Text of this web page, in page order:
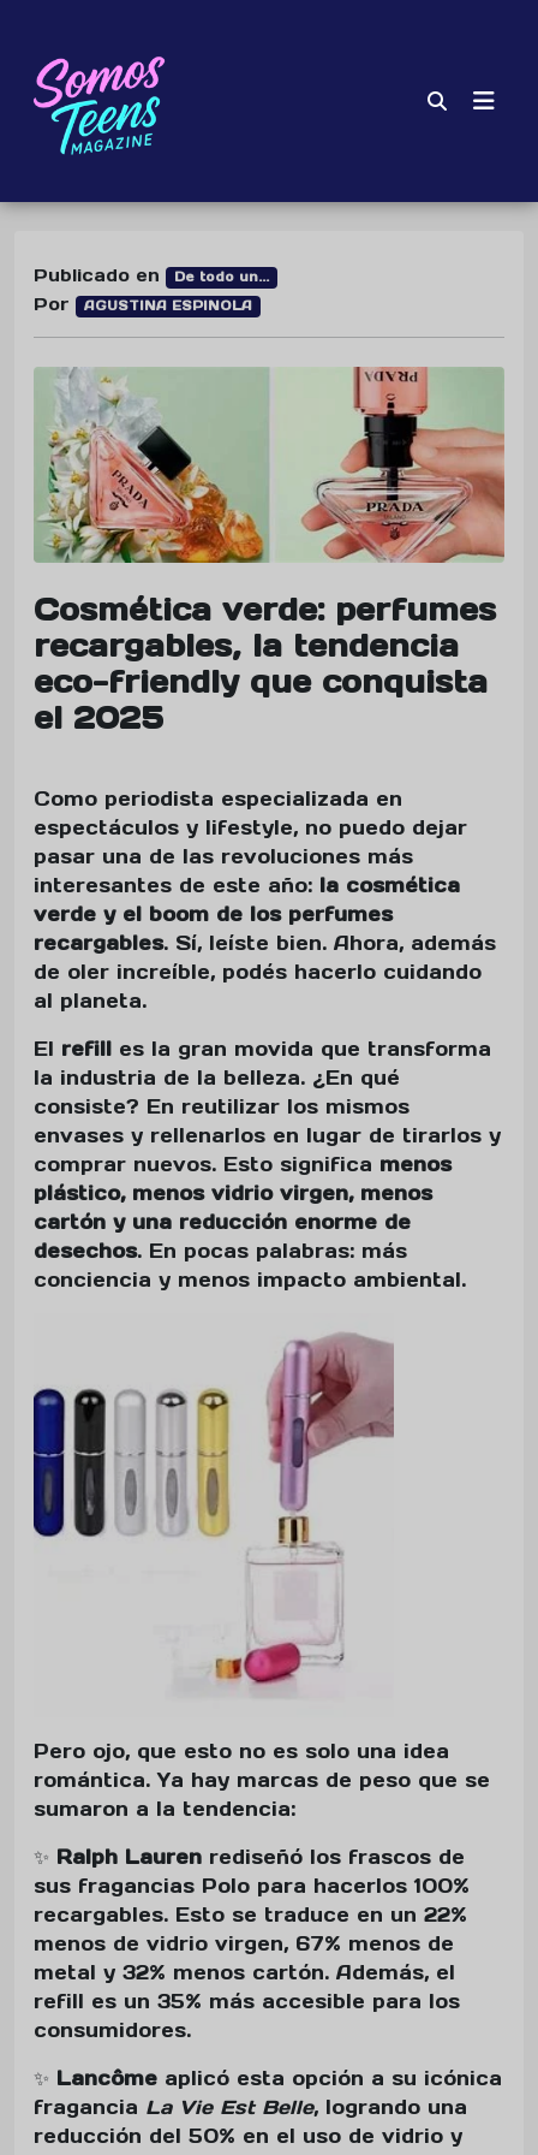
Publicado en De todo un...
Por AGUSTINA ESPINOLA
Cosmética verde: perfumes
recargables, la tendencia
eco-friendly que conquista
el 2025
Como periodista especializada en
espectáculos y lifestyle, no puedo dejar
pasar una de las revoluciones más
interesantes de este año: la cosmética
verde y el boom de los perfumes
recargables. Sí, leíste bien. Ahora, además
de oler increíble, podés hacerlo cuidando
al planeta.
El refill es la gran movida que transforma
la industria de la belleza. ¿En qué
consiste? En reutilizar los mismos
envases y rellenarlos en lugar de tirarlos y
comprar nuevos. Esto significa menos
plástico, menos vidrio virgen, menos
cartón y una reducción enorme de
desechos. En pocas palabras: más
conciencia y menos impacto ambiental.
Pero ojo, que esto no es solo una idea
romántica. Ya hay marcas de peso que se
sumaron a la tendencia:
✨ Ralph Lauren rediseñó los frascos de
sus fragancias Polo para hacerlos 100%
recargables. Esto se traduce en un 22%
menos de vidrio virgen, 67% menos de
metal y 32% menos cartón. Además, el
refill es un 35% más accesible para los
consumidores.
✨ Lancôme aplicó esta opción a su icónica
fragancia La Vie Est Belle, logrando una
reducción del 50% en el uso de vidrio y